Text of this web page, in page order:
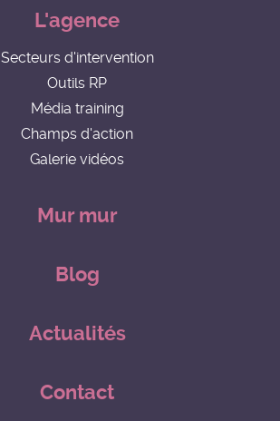
L'agence
Secteurs d'intervention
Outils RP
Média training
Champs d'action
Galerie vidéos
Mur mur
Blog
Actualités
Contact